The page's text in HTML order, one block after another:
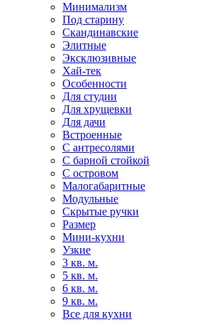
Минимализм
Под старину
Скандинавские
Элитные
Эксклюзивные
Хай-тек
Особенности
Для студии
Для хрущевки
Для дачи
Встроенные
С антресолями
С барной стойкой
С островом
Малогабаритные
Модульные
Скрытые ручки
Размер
Мини-кухни
Узкие
3 кв. м.
5 кв. м.
6 кв. м.
9 кв. м.
Все для кухни